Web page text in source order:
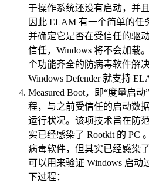
于操作系统还没有启动，并
因此 ELAM 有一个简单的任
并确定它是否在受信任的驱
信任，Windows 将不会加载
个功能齐全的防病毒软件解
Windows Defender 就支持
Measured Boot，即“度量启
程，与之前受信任的启动数
运行状况。该项技术旨在防
实已经感染了 Rootkit 的 PC
病毒软件，但其实已经感染
可以用来验证 Windows 启动
下过程：